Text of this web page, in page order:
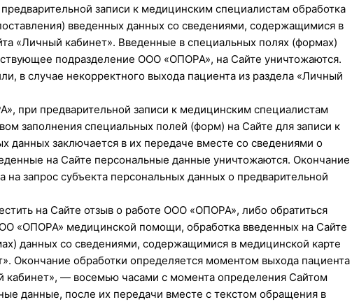
записи к медицинским специалистам обработка
введенных данных со сведениями, содержащимися в
«Личный кабинет». Введенные в специальных полях (формах)
подразделение ООО «ОПОРА», на Сайте уничтожаются.
в случае некорректного выхода пациента из раздела «Личный
при предварительной записи к медицинским специалистам
заполнения специальных полей (форм) на Сайте для записи к
заключается в их передаче вместе со сведениями о
на Сайте персональные данные уничтожаются. Окончание
запрос субъекта персональных данных о предварительной
на Сайте отзыв о работе ООО «ОПОРА», либо обратиться
«ОПОРА» медицинской помощи, обработка введенных на Сайте
данных со сведениями, содержащимися в медицинской карте
Окончание обработки определяется моментом выхода пациента
кабинет», — восемью часами с момента определения Сайтом
данные, после их передачи вместе с текстом обращения в